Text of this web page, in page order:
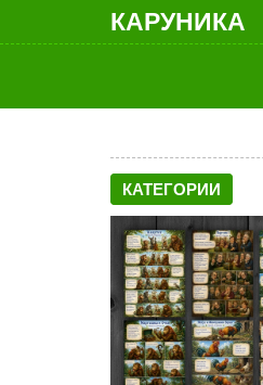
КАРУНИКА
КАТЕГОРИИ